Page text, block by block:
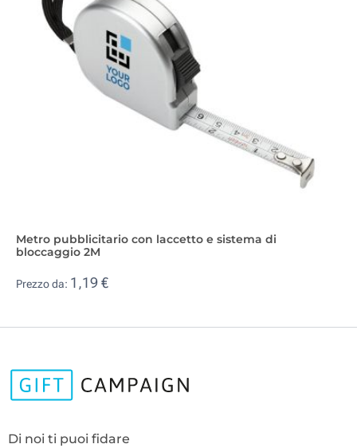
Metro pubblicitario con laccetto e sistema di
bloccaggio 2M
Prezzo da: 1,19 €
Di noi ti puoi fidare